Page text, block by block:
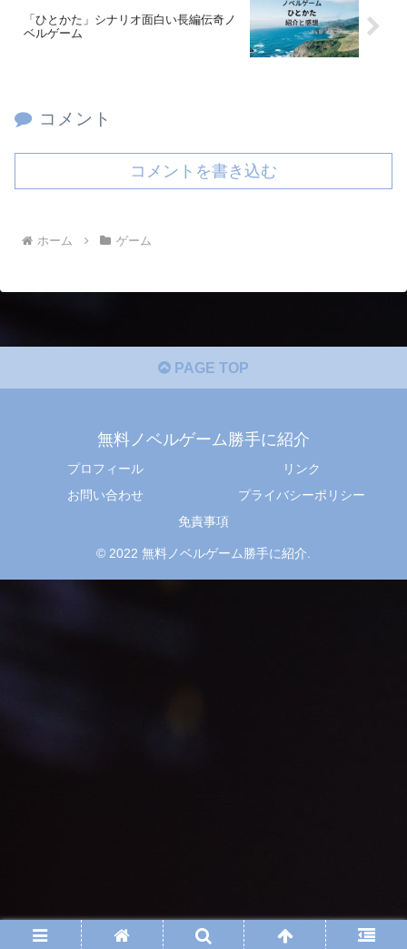
「ひとかた」シナリオ面白い長編伝奇ノ
ベルゲーム
コメント
コメントを書き込む
ホーム ゲーム
PAGE TOP
無料ノベルゲーム勝手に紹介
プロフィール
リンク
お問い合わせ
プライバシーポリシー
免責事項
© 2022 無料ノベルゲーム勝手に紹介.